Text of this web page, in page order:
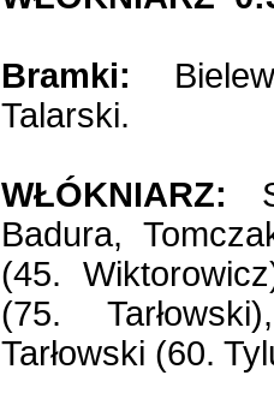
Bramki:
Talarski.
WŁÓKNIARZ:
Badura,
(45.
(75.
Tarłowski (60.